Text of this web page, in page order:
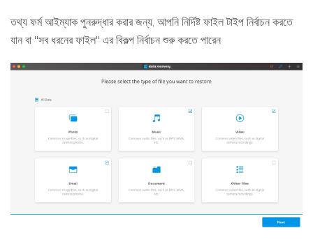
তথ্য ফর্ম আইম্যাক পুনরুদ্ধার করার জন্য, আপনি নির্দিষ্ট ফাইল টাইপ নির্বাচন করতে
যান বা "সব ধরনের ফাইল" এর বিকল্প নির্বাচন শুরু করতে পারেন